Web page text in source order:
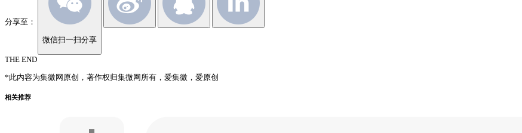
分享至：
微信扫一扫分享
THE END
*此内容为集微网原创，著作权归集微网所有，爱集微，爱原创
相关推荐